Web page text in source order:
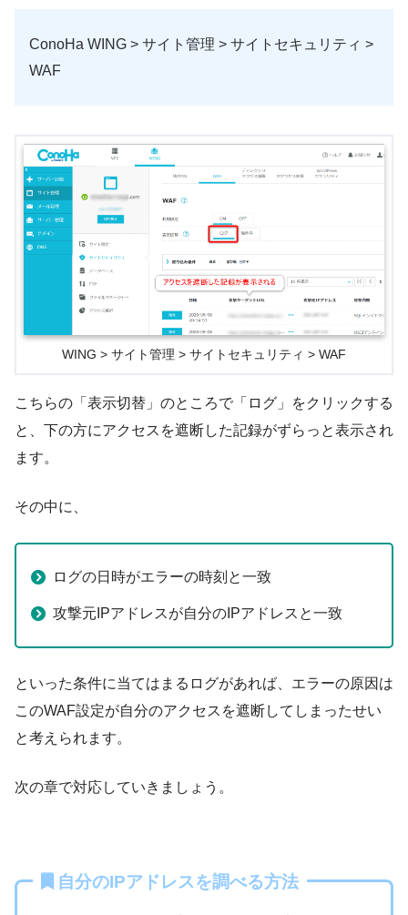
ConoHa WING > サイト管理 > サイトセキュリティ >
WAF
WING > サイト管理 > サイトセキュリティ > WAF
こちらの「表示切替」のところで「ログ」をクリックする
と、下の方にアクセスを遮断した記録がずらっと表示され
ます。
その中に、
ログの日時がエラーの時刻と一致
攻撃元IPアドレスが自分のIPアドレスと一致
といった条件に当てはまるログがあれば、エラーの原因は
このWAF設定が自分のアクセスを遮断してしまったせい
と考えられます。
次の章で対応していきましょう。
自分のIPアドレスを調べる方法